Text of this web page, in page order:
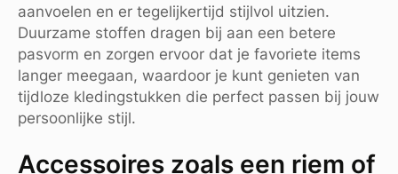
aanvoelen en er tegelijkertijd stijlvol uitzien.
Duurzame stoffen dragen bij aan een betere
pasvorm en zorgen ervoor dat je favoriete items
langer meegaan, waardoor je kunt genieten van
tijdloze kledingstukken die perfect passen bij jouw
persoonlijke stijl.
Accessoires zoals een riem of